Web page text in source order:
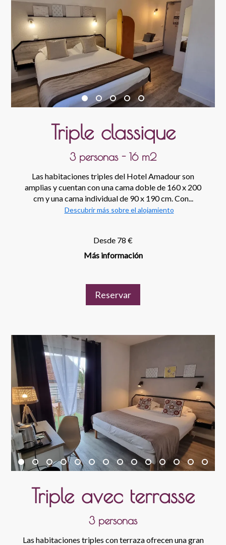
Triple classique
3 personas - 16 m2
Las habitaciones triples del Hotel Amadour son
amplias y cuentan con una cama doble de 160 x 200
cm y una cama individual de 90 x 190 cm. Con...
Descubrir más sobre el alojamiento
Desde 78 €
Más información
Reservar
Triple avec terrasse
3 personas
Las habitaciones triples con terraza ofrecen una gran